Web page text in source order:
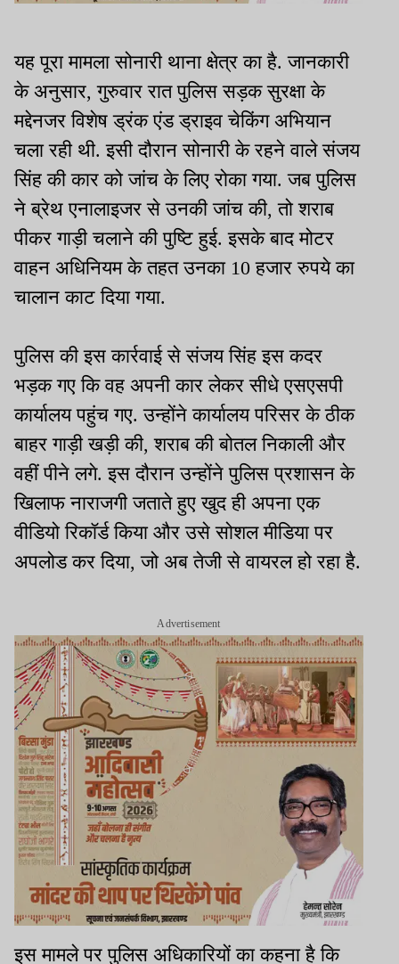
यह पूरा मामला सोनारी थाना क्षेत्र का है. जानकारी
के अनुसार, गुरुवार रात पुलिस सड़क सुरक्षा के
मद्देनजर विशेष ड्रंक एंड ड्राइव चेकिंग अभियान
चला रही थी. इसी दौरान सोनारी के रहने वाले संजय
सिंह की कार को जांच के लिए रोका गया. जब पुलिस
ने ब्रेथ एनालाइजर से उनकी जांच की, तो शराब
पीकर गाड़ी चलाने की पुष्टि हुई. इसके बाद मोटर
वाहन अधिनियम के तहत उनका 10 हजार रुपये का
चालान काट दिया गया.
पुलिस की इस कार्रवाई से संजय सिंह इस कदर
भड़क गए कि वह अपनी कार लेकर सीधे एसएसपी
कार्यालय पहुंच गए. उन्होंने कार्यालय परिसर के ठीक
बाहर गाड़ी खड़ी की, शराब की बोतल निकाली और
वहीं पीने लगे. इस दौरान उन्होंने पुलिस प्रशासन के
खिलाफ नाराजगी जताते हुए खुद ही अपना एक
वीडियो रिकॉर्ड किया और उसे सोशल मीडिया पर
अपलोड कर दिया, जो अब तेजी से वायरल हो रहा है.
Advertisement
इस मामले पर पुलिस अधिकारियों का कहना है कि